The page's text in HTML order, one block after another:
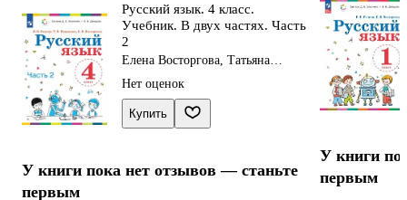
Русский язык. 4 класс.
Учебник. В двух частях. Часть
2
Елена Восторгова, Татьяна
Нет оценок
Купить
У книги пока нет отзывов — станьте
первым
У книги
первым